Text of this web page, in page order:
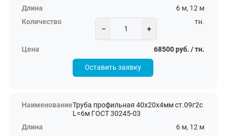
6 м, 12 м
− +
тн.
68500 руб. / тн.
Оставить заявку
Труба профильная 40х20х4мм ст.09г2с
L=6м ГОСТ 30245-03
6 м, 12 м